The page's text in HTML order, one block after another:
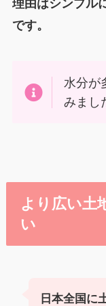
理由はシンプル
です。
水分が
みまし
より広い土
い
日本全国に